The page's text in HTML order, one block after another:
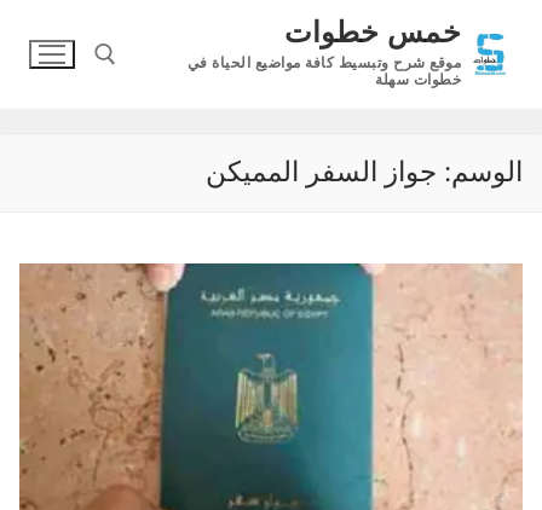
المحتوى
خمس خطوات
موقع شرح وتبسيط كافة مواضيع الحياة في
خطوات سهلة
الوسم: جواز السفر المميكن